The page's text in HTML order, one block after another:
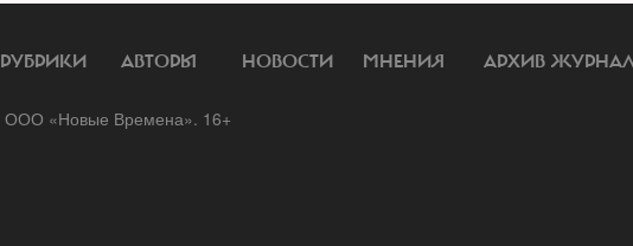
РУБРИКИ АВТОРЫ НОВОСТИ МНЕНИЯ АРХИВ
ООО «Новые Времена». 16+